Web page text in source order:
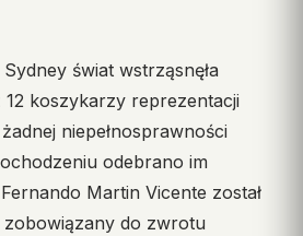
świat wstrząsnęła
koszykarzy reprezentacji
niepełnosprawności
odebrano im
Martin Vicente został
do zwrotu